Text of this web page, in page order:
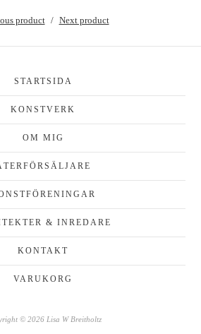
product Next product
STARTSIDA
KONSTVERK
OM MIG
& INREDARE
KONTAKT
VARUKORG
© 2026 Lisa W Breitholtz